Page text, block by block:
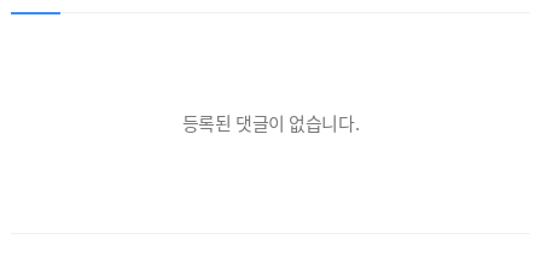
등록된 댓글이 없습니다.